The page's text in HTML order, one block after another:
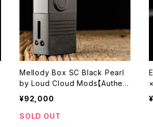
Mellody Box SC Black Pearl
by Loud Cloud Mods【Authent
ic】【送料無料】【DNA60 Evolv E
scribe CHIP SET】【1 x 18350】
【VAPE 電子タバコ】
¥92,000
SOLD OUT